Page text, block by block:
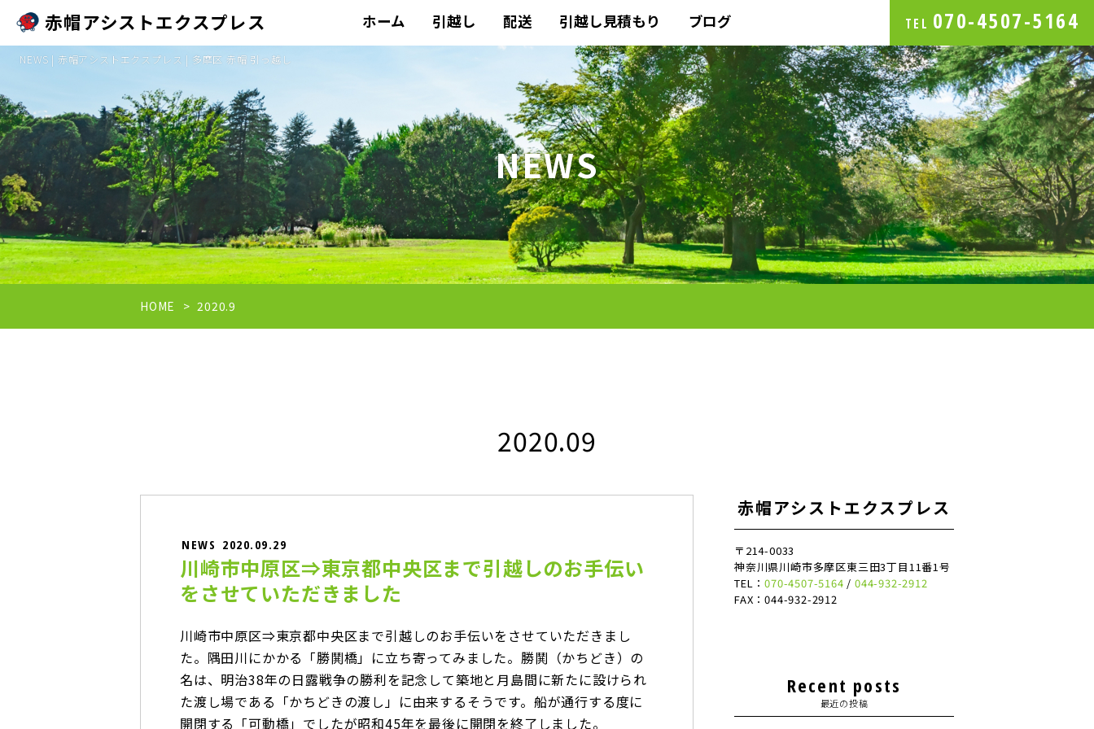
赤帽アシストエクスプレス TEL 070-4507-5164
ホーム 引越し 配送 引越し見積もり ブログ
NEWS | 赤帽アシストエクスプレス | 多摩区 赤帽 引っ越し
NEWS
HOME 2020.9
2020.09
NEWS 2020.09.29
川崎市中原区⇒東京都中央区まで引越しのお手伝い
をさせていただきました
川崎市中原区⇒東京都中央区まで引越しのお手伝いをさせていただきまし
た。隅田川にかかる「勝鬨橋」に立ち寄ってみました。勝鬨（かちどき）の
名は、明治38年の日露戦争の勝利を記念して築地と月島間に新たに設けられ
た渡し場である「かちどきの渡し」に由来するそうです。船が通行する度に
開閉する「可動橋」でしたが昭和45年を最後に開閉を終了しました。
赤帽アシストエクスプレス
〒214-0033
神奈川県川崎市多摩区東三田3丁目11番1号
TEL：070-4507-5164 /044-932-2912
FAX：044-932-2912
Recent posts
最近の投稿